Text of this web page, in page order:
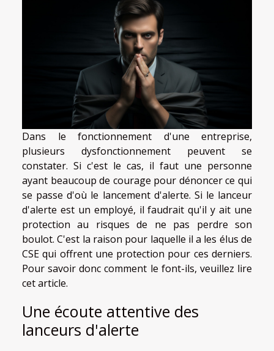
Dans le fonctionnement d'une entreprise,
plusieurs dysfonctionnement peuvent se
constater. Si c'est le cas, il faut une personne
ayant beaucoup de courage pour dénoncer ce qui
se passe d'où le lancement d'alerte. Si le lanceur
d'alerte est un employé, il faudrait qu'il y ait une
protection au risques de ne pas perdre son
boulot. C'est la raison pour laquelle il a les élus de
CSE qui offrent une protection pour ces derniers.
Pour savoir donc comment le font-ils, veuillez lire
cet article.
Une écoute attentive des
lanceurs d'alerte